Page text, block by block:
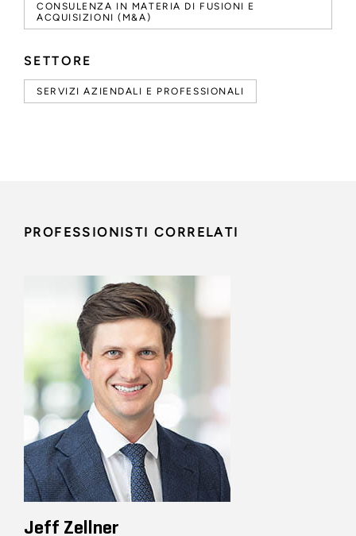
CONSULENZA IN MATERIA DI FUSIONI E
ACQUISIZIONI (M&A)
SETTORE
SERVIZI AZIENDALI E PROFESSIONALI
PROFESSIONISTI CORRELATI
Jeff Zellner